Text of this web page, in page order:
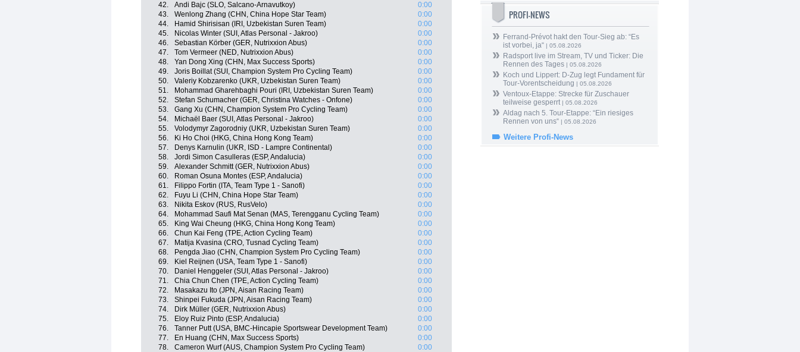
42.
Andi Bajc (SLO, Salcano-Arnavutkoy)
0:00
43.
Wenlong Zhang (CHN, China Hope Star Team)
0:00
44.
Hamid Shirisisan (IRI, Uzbekistan Suren Team)
0:00
45.
Nicolas Winter (SUI, Atlas Personal - Jakroo)
0:00
46.
Sebastian Körber (GER, Nutrixxion Abus)
0:00
47.
Tom Vermeer (NED, Nutrixxion Abus)
0:00
48.
Yan Dong Xing (CHN, Max Success Sports)
0:00
49.
Joris Boillat (SUI, Champion System Pro Cycling Team)
0:00
50.
Valeriy Kobzarenko (UKR, Uzbekistan Suren Team)
0:00
51.
Mohammad Gharehbaghi Pouri (IRI, Uzbekistan Suren Team)
0:00
52.
Stefan Schumacher (GER, Christina Watches - Onfone)
0:00
53.
Gang Xu (CHN, Champion System Pro Cycling Team)
0:00
54.
Michaël Baer (SUI, Atlas Personal - Jakroo)
0:00
55.
Volodymyr Zagorodniy (UKR, Uzbekistan Suren Team)
0:00
56.
Ki Ho Choi (HKG, China Hong Kong Team)
0:00
57.
Denys Karnulin (UKR, ISD - Lampre Continental)
0:00
58.
Jordi Simon Casulleras (ESP, Andalucia)
0:00
59.
Alexander Schmitt (GER, Nutrixxion Abus)
0:00
60.
Roman Osuna Montes (ESP, Andalucia)
0:00
61.
Filippo Fortin (ITA, Team Type 1 - Sanofi)
0:00
62.
Fuyu Li (CHN, China Hope Star Team)
0:00
63.
Nikita Eskov (RUS, RusVelo)
0:00
64.
Mohammad Saufi Mat Senan (MAS, Terengganu Cycling Team)
0:00
65.
King Wai Cheung (HKG, China Hong Kong Team)
0:00
66.
Chun Kai Feng (TPE, Action Cycling Team)
0:00
67.
Matija Kvasina (CRO, Tusnad Cycling Team)
0:00
68.
Pengda Jiao (CHN, Champion System Pro Cycling Team)
0:00
69.
Kiel Reijnen (USA, Team Type 1 - Sanofi)
0:00
70.
Daniel Henggeler (SUI, Atlas Personal - Jakroo)
0:00
71.
Chia Chun Chen (TPE, Action Cycling Team)
0:00
72.
Masakazu Ito (JPN, Aisan Racing Team)
0:00
73.
Shinpei Fukuda (JPN, Aisan Racing Team)
0:00
74.
Dirk Müller (GER, Nutrixxion Abus)
0:00
75.
Eloy Ruiz Pinto (ESP, Andalucia)
0:00
76.
Tanner Putt (USA, BMC-Hincapie Sportswear Development Team)
0:00
77.
En Huang (CHN, Max Success Sports)
0:00
78.
Cameron Wurf (AUS, Champion System Pro Cycling Team)
0:00
PROFI-NEWS
Ferrand-Prévot hakt den Tour-Sieg ab: “Es
ist vorbei, ja“ | 05.08.2026
Radsport live im Stream, TV und Ticker: Die
Rennen des Tages | 05.08.2026
Koch und Lippert: D-Zug legt Fundament für
Tour-Vorentscheidung | 05.08.2026
Ventoux-Etappe: Strecke für Zuschauer
teilweise gesperrt| 05.08.2026
Aldag nach 5. Tour-Etappe: “Ein riesiges
Rennen von uns“ | 05.08.2026
Weitere Profi-News